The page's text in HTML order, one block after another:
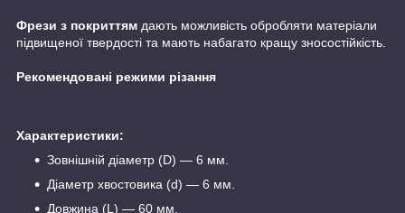
Фрези з покриттям дають можливість обробляти матеріали
підвищеної твердості та мають набагато кращу зносостійкість.
Рекомендовані режими різання
Характеристики:
Зовнішній діаметр (D) — 6 мм.
Діаметр хвостовика (d) — 6 мм.
Довжина (L) — 60 мм.